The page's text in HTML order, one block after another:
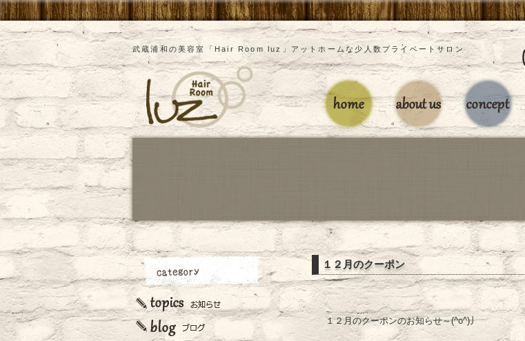
武蔵浦和の美容室「Hair Room luz」アットホームな少人数プライベートサロン
１２月のクーポン
１２月のクーポンのお知らせ～(^o^)丿